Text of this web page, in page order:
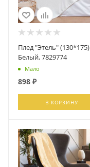
Плед "Этель" (130*175)
Белый, 7829774
Мало
898 ₽
В КОРЗИНУ